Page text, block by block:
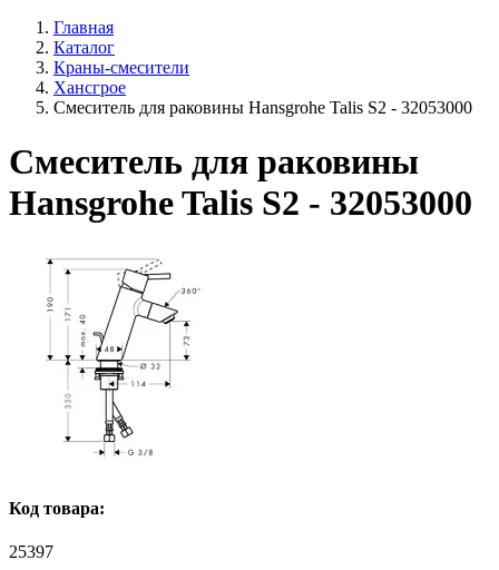
Главная
Каталог
Краны-смесители
Хансгрое
Смеситель для раковины Hansgrohe Talis S2 - 32053000
Смеситель для раковины
Hansgrohe Talis S2 - 32053000
Код товара:
25397